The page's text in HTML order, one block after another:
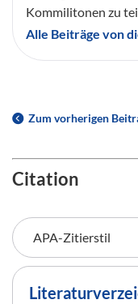
Kommilitonen zu
Alle Beiträge von
Zum vorherigen
Citation